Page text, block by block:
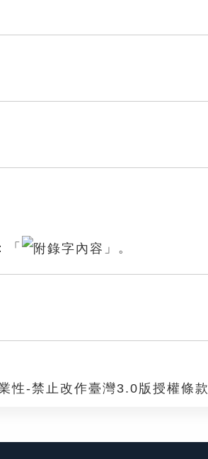
「 」。
性-禁止改作臺灣3.0版授權條款